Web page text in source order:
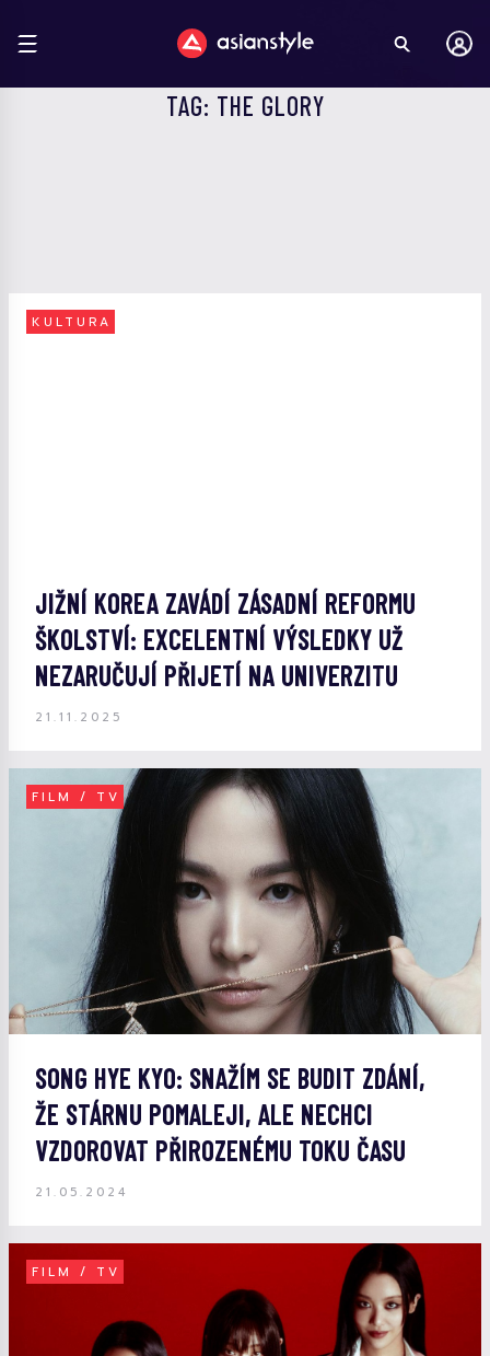
TAG: THE GLORY
KULTURA
JIŽNÍ KOREA ZAVÁDÍ ZÁSADNÍ REFORMU
ŠKOLSTVÍ: EXCELENTNÍ VÝSLEDKY UŽ
NEZARUČUJÍ PŘIJETÍ NA UNIVERZITU
21.11.2025
FILM / TV
SONG HYE KYO: SNAŽÍM SE BUDIT ZDÁNÍ,
ŽE STÁRNU POMALEJI, ALE NECHCI
VZDOROVAT PŘIROZENÉMU TOKU ČASU
21.05.2024
FILM / TV